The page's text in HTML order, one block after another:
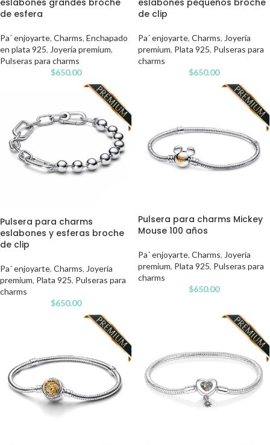
de esfera
Pa´ enjoyarte, Charms, Enchapado
en plata 925, Joyería premium,
Pulseras para charms
$650.00
de clip
Pa´ enjoyarte, Charms, Joyería
premium, Plata 925, Pulseras para
charms
$650.00
Pulsera para charms
eslabones y esferas broche
de clip
Pa´ enjoyarte, Charms, Joyería
premium, Plata 925, Pulseras para
charms
$650.00
Pulsera para charms Mickey
Mouse 100 años
Pa´ enjoyarte, Charms, Joyería
premium, Plata 925, Pulseras para
charms
$650.00